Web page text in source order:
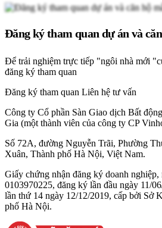
Đăng ký tham quan dự án và
Để trải nghiệm trực tiếp "ngôi nhà mới
đăng ký tham quan
Đăng ký tham quan Liên hệ tư vấn
Công ty Cổ phần Sàn Giao dịch Bất
Gia (một thành viên của công ty CP
Số 72A, đường Nguyễn Trãi, Phường
Xuân, Thành phố Hà Nội, Việt Nam.
Giấy chứng nhận đăng ký doanh nghiệp,
0103970225, đăng ký lần đầu ngày 11/
lần thứ 14 ngày 12/12/2019, cấp bởi Sở
phố Hà Nội.